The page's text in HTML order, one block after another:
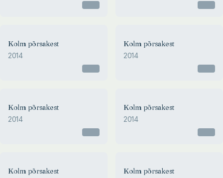
Kolm põrsakest
2014
Kolm põrsakest
2014
Kolm põrsakest
2014
Kolm põrsakest
2014
Kolm põrsakest Kolm põrsakest